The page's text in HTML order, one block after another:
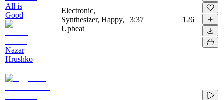
All is
Good
Nazar
Hrushko
Electronic,
Synthesizer, Happy,
Upbeat
3:37 126